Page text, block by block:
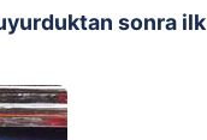
sonra ilk